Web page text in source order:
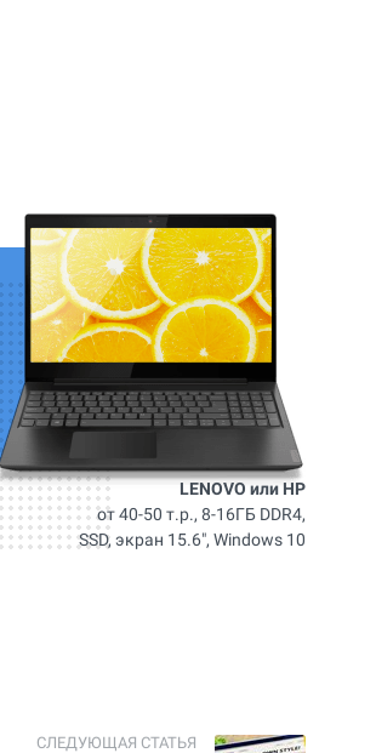
LENOVO или HP
от 40-50 т.р., 8-16ГБ DDR4,
SSD, экран 15.6", Windows 10